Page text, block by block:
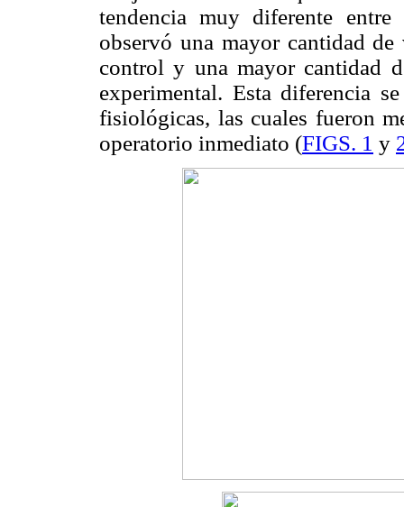
tendencia muy diferente
observó una mayor cantidad
control y una mayor cantidad
experimental. Esta diferencia
fisiológicas, las cuales fueron
operatorio inmediato (FIGS. 1 y